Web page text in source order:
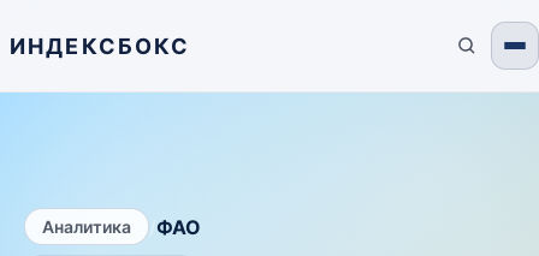
ИНДЕКСБОКС
Аналитика ФАО